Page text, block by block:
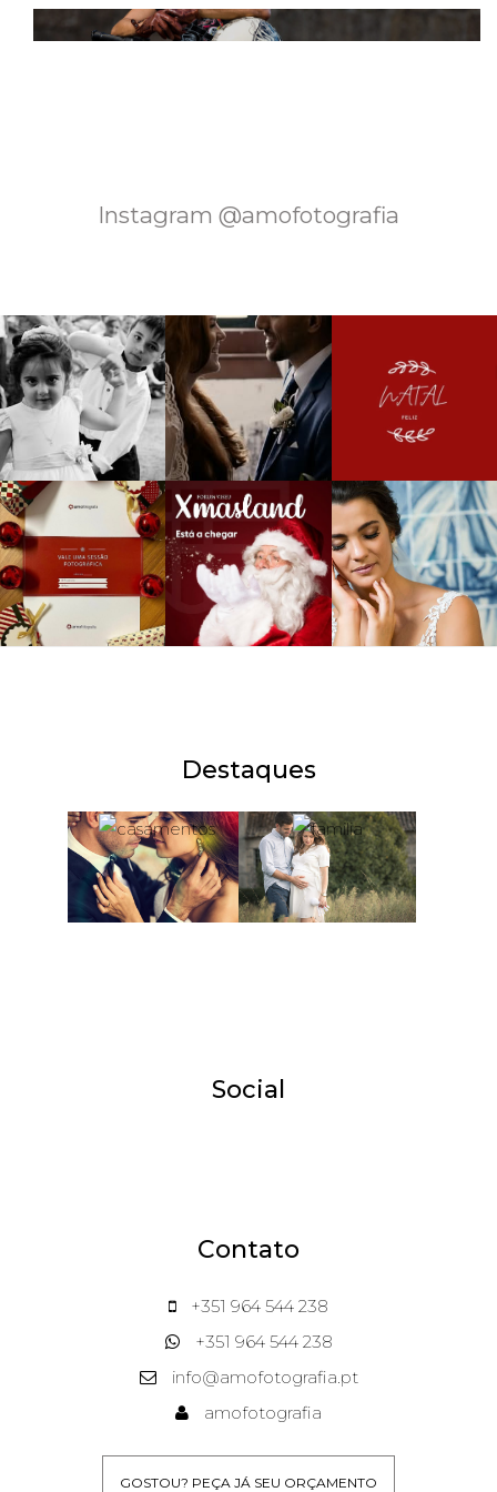
Instagram @amofotografia
Destaques
Social
Contato
+351 964 544 238
+351 964 544 238
info@amofotografia.pt
amofotografia
GOSTOU? PEÇA JÁ SEU ORÇAMENTO